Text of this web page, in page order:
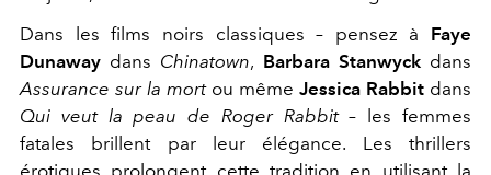
Dans les films noirs classiques – pensez à Faye
Dunaway dans Chinatown, Barbara Stanwyck dans
Assurance sur la mort ou même Jessica Rabbit dans
Qui veut la peau de Roger Rabbit– les femmes
fatales brillent par leur élégance. Les thrillers
érotiques prolongent cette tradition en utilisant la